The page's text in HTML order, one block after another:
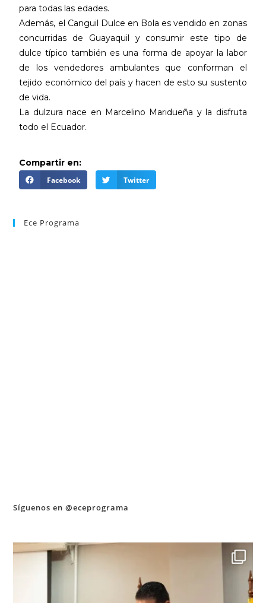
para todas las edades.
Además, el Canguil Dulce en Bola es vendido en zonas
concurridas de Guayaquil y consumir este tipo de
dulce típico también es una forma de apoyar la labor
de los vendedores ambulantes que conforman el
tejido económico del país y hacen de esto su sustento
de vida.
La dulzura nace en Marcelino Maridueña y la disfruta
todo el Ecuador.
Compartir en:
Facebook Twitter
Ece Programa
Síguenos en @eceprograma